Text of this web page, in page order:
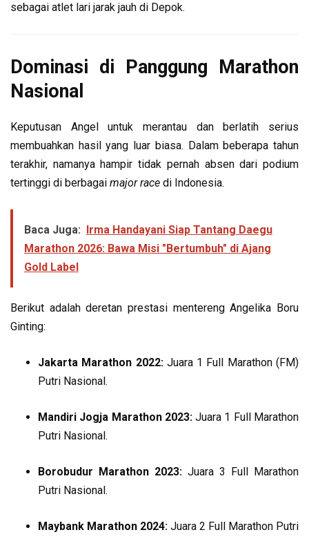
sebagai atlet lari jarak jauh di Depok.
Dominasi di Panggung Marathon
Nasional
Keputusan Angel untuk merantau dan berlatih serius
membuahkan hasil yang luar biasa. Dalam beberapa tahun
terakhir, namanya hampir tidak pernah absen dari podium
tertinggi di berbagai major race di Indonesia.
Baca Juga: Irma Handayani Siap Tantang Daegu
Marathon 2026: Bawa Misi "Bertumbuh" di Ajang
Gold Label
Berikut adalah deretan prestasi mentereng Angelika Boru
Ginting:
Jakarta Marathon 2022:Juara 1 Full Marathon (FM)
Putri Nasional.
Mandiri Jogja Marathon 2023:Juara 1 Full Marathon
Putri Nasional.
Borobudur Marathon 2023: Juara 3 Full Marathon
Putri Nasional.
Maybank Marathon 2024: Juara 2 Full Marathon Putri